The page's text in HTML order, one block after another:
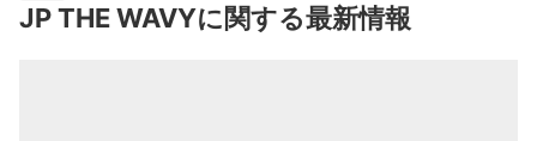
JP THE WAVYに関する最新情報